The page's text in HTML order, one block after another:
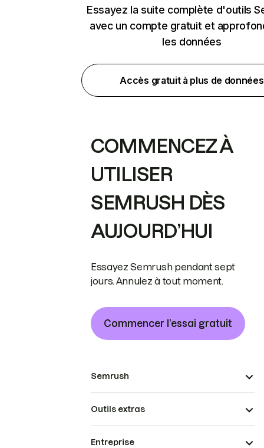
Essayez la suite complète d'outils
avec un compte gratuit et
les données
Accès gratuit à plus de données
COMMENCEZ À
UTILISER
SEMRUSH DÈS
AUJOURD’HUI
Essayez Semrush pendant sept
jours. Annulez à tout moment.
Commencer l’essai gratuit
Semrush
Outils extras
Entreprise